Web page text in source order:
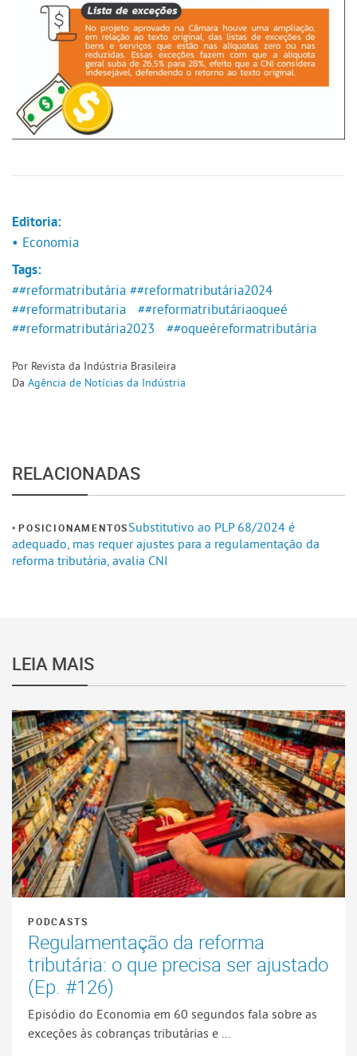
Editoria:
• Economia
Tags:
##reformatributária ##reformatributária2024
##reformatributaria
##reformatributáriaoqueé
##reformatributária2023
##oqueéreformatributária
Por Revista da Indústria Brasileira
Da Agência de Notícias da Indústria
RELACIONADAS
POSICIONAMENTOSSubstitutivo ao PLP 68/2024 é
adequado, mas requer ajustes para a regulamentação da
reforma tributária, avalia CNI
LEIA MAIS
PODCASTS
Regulamentação da reforma
tributária: o que precisa ser ajustado
(Ep. #126)
Episódio do Economia em 60 segundos fala sobre as
exceções às cobranças tributárias e ...